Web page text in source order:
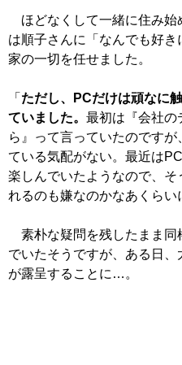
ほどなくして一緒に住み始
は順子さんに「なんでも好き
家の一切を任せました。
「 ただし、PCだけは頑なに
ていました。 最初は『会社の
ら』って言っていたのですが
ている気配がない。最近は
楽しんでいたようなので、そ
れるのも嫌なのかなあくらい
素朴な疑問を残したまま同
でいたそうですが、ある日
が露呈することに…。